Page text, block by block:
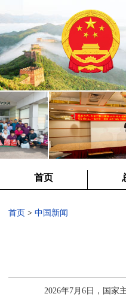
首页
首页 > 中国新闻
2026年7月6日，国家